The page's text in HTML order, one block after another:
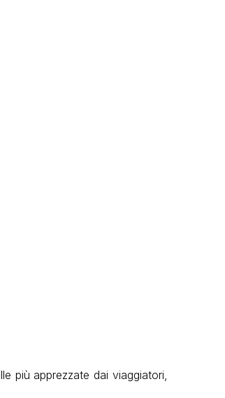
più apprezzate dai viaggiatori,